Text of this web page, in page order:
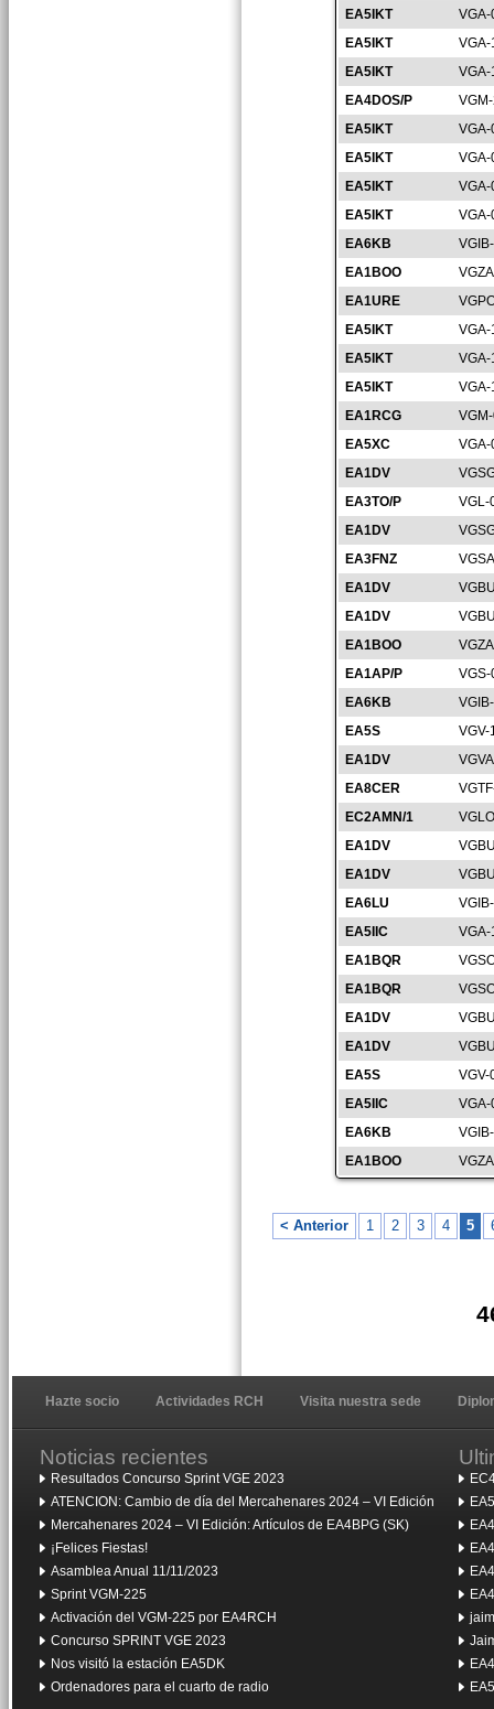
EA5IKT
EA5IKT
EA5IKT
EA4DOS/P
EA5IKT
EA5IKT
EA5IKT
EA5IKT
EA6KB
EA1BOO
EA1URE
EA5IKT
EA5IKT
EA5IKT
EA1RCG
EA5XC
EA1DV
EA3TO/P
VGL-
EA1DV
EA3FNZ
EA1DV
EA1DV
EA1BOO
EA1AP/P
EA6KB
EA5S
VGV-
EA1DV
EA8CER
EC2AMN/1
EA1DV
EA1DV
EA6LU
EA5IIC
EA1BQR
EA1BQR
EA1DV
EA1DV
EA5S
VGV-
EA5IIC
EA6KB
EA1BOO
< Anterior 1 2 3 4 5
Hazte socio Actividades RCH Visita nuestra sede
Noticias recientes
Resultados Concurso Sprint VGE 2023
ATENCION: Cambio de día del Mercahenares 2024 – VI Edición
Mercahenares 2024 – VI Edición: Artículos de EA4BPG (SK)
¡Felices Fiestas!
Asamblea Anual 11/11/2023
Sprint VGM-225
Activación del VGM-225 por EA4RCH
Concurso SPRINT VGE 2023
Nos visitó la estación EA5DK
Ordenadores para el cuarto de radio